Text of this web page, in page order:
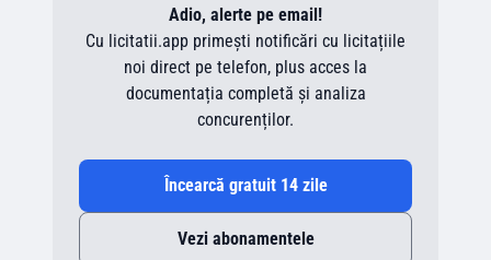
Adio, alerte pe email!
Cu licitatii.app primești notificări cu licitațiile
noi direct pe telefon, plus acces la
documentația completă și analiza
concurenților.
Încearcă gratuit 14 zile
Vezi abonamentele